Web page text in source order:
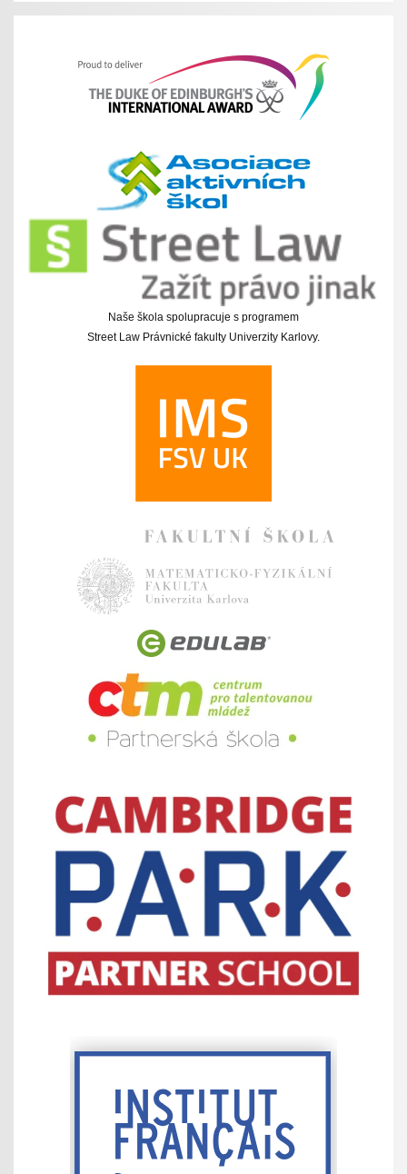
Naše škola spolupracuje s programem
Street Law Právnické fakulty Univerzity Karlovy.